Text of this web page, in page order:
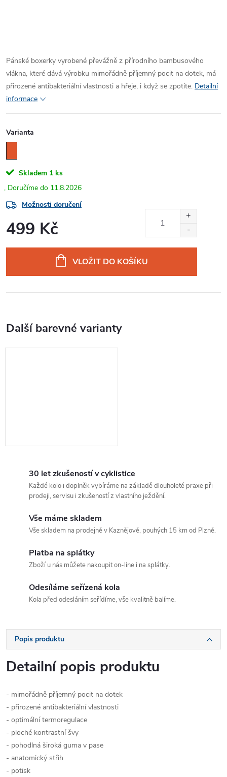
Pánské boxerky vyrobené převážně z přírodního bambusového
vlákna, které dává výrobku mimořádně příjemný pocit na dotek, má
přirozené antibakteriální vlastnosti a hřeje, i když se zpotíte. Detailní
informace
Varianta
Skladem 1 ks
11.8.2026
Možnosti doručení
499 Kč
VLOŽIT DO KOŠÍKU
30 let zkušeností v cyklistice
Každé kolo i doplněk vybíráme na základě dlouholeté praxe při
prodeji, servisu i zkušeností z vlastního ježdění.
Vše máme skladem
Vše skladem na prodejně v Kaznějově, pouhých 15 km od Plzně.
Platba na splátky
Zboží u nás můžete nakoupit on-line i na splátky.
Odesíláme seřízená kola
Kola před odesláním seřídíme, vše kvalitně balíme.
Popis produktu
Detailní popis produktu
- mimořádně příjemný pocit na dotek
- přirozené antibakteriální vlastnosti
- optimální termoregulace
- ploché kontrastní švy
- pohodlná široká guma v pase
- anatomický střih
- potisk